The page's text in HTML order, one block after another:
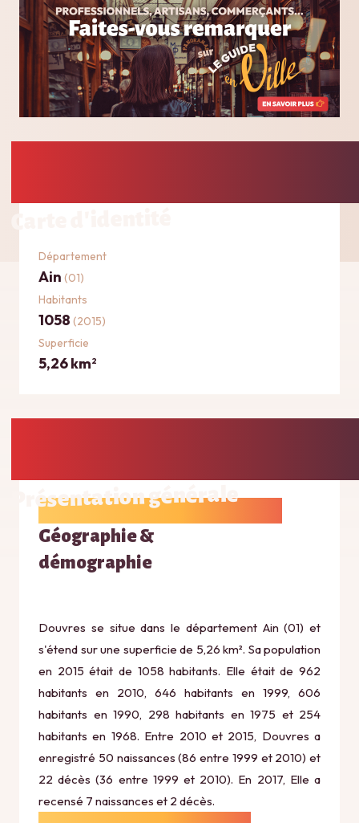
Département
Ain (01)
Habitants
1058 (2015)
Superficie
5,26 km2
Présentation générale
Géographie &
démographie
Douvres se situe dans le département Ain (01) et
s'étend sur une superficie de 5,26 km². Sa population
en 2015 était de 1058 habitants. Elle était de 962
habitants en 2010, 646 habitants en 1999, 606
habitants en 1990, 298 habitants en 1975 et 254
habitants en 1968. Entre 2010 et 2015, Douvres a
enregistré 50 naissances (86 entre 1999 et 2010) et
22 décès (36 entre 1999 et 2010). En 2017, Elle a
recensé 7 naissances et 2 décès.